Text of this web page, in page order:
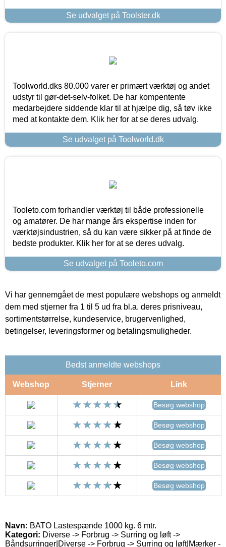
Se udvalget på Toolster.dk
Toolworld.dks 80.000 varer er primært værktøj og andet
udstyr til gør-det-selv-folket. De har kompentente
medarbejdere siddende klar til at hjælpe dig, så tøv ikke
med at kontakte dem. Klik her for at se deres udvalg.
Se udvalget på Toolworld.dk
Tooleto.com forhandler værktøj til både professionelle
og amatører. De har mange års ekspertise inden for
værktøjsindustrien, så du kan være sikker på at finde de
bedste produkter. Klik her for at se deres udvalg.
Se udvalget på Tooleto.com
Vi har gennemgået de mest populære webshops og anmeldt
dem med stjerner fra 1 til 5 ud fra bl.a. deres prisniveau,
sortimentstørrelse, kundeservice, brugervenlighed,
betingelser, leveringsformer og betalingsmuligheder.
Bedst anmeldte webshops
Webshop Stjerner Link
Besøg webshop
Besøg webshop
Besøg webshop
Besøg webshop
Besøg webshop
Navn: BATO Lastespænde 1000 kg. 6 mtr.
Kategori: Diverse -> Forbrug -> Surring og løft ->
Båndsurringer|Diverse -> Forbrug -> Surring og løft|Mærker -